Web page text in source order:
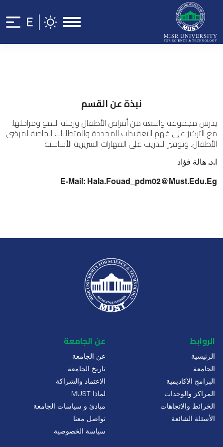
نبذة عن القسم
يدرس مجموعة واسعة من أمراض الأطفال ورحلة النمو ومراحلها.
مع التركيز على فهم التعقيدات المحددة والمتطلبات الخاصة لمرضى
الأطفال. وتوفير التدريب على المهارات السريرية الأساسية
ا.د. هالة فؤاد
E-Mail: Hala.fouad_pdm02@must.edu.eg
الروابط
الرئيسية
الجامعة
البرامج الاكاديمية
المراكز والوحدات
الخرائط والاتجاهات
الأسئلة الشائعة
عن الجامعة
عن الجامعة
تاريخ الجامعة
الاعتماد والشراكة
لماذا MUST
مبادئ و سياسات الجامعة
تواصل معنا
سياسة الخصوصية